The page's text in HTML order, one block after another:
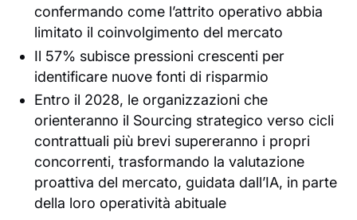
confermando come l’attrito operativo abbia
limitato il coinvolgimento del mercato
Il 57% subisce pressioni crescenti per
identificare nuove fonti di risparmio
Entro il 2028, le organizzazioni che
orienteranno il Sourcing strategico verso cicli
contrattuali più brevi supereranno i propri
concorrenti, trasformando la valutazione
proattiva del mercato, guidata dall’IA, in parte
della loro operatività abituale